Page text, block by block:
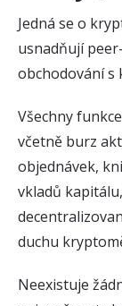
Jedná se o
usnadňují
obchodování s
Všechny
včetně burz
objednávek,
vkladů
duchu
Neexistuje